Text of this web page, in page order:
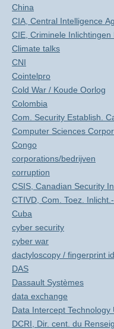
China
CIA, Central Intelligence
CIE, Criminele Inlichtingen
Climate talks
CNI
Cointelpro
Cold War / Koude Oorlog
Colombia
Com. Security Establish.
Computer Sciences
Congo
corporations/bedrijven
corruption
CSIS, Canadian Security
CTIVD, Com. Toez.
Cuba
cyber security
cyber war
dactyloscopy / fingerprint
DAS
Dassault Systèmes
data exchange
Data Intercept Technology
DCRI, Dir. cent. du